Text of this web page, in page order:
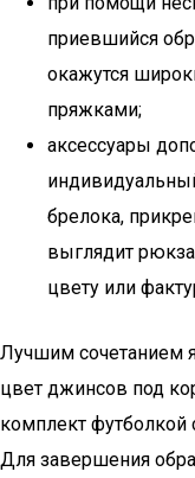
приевшийся
окажутся
пряжками;
аксессуары
брелока,
выглядит
цвету или
Лучшим сочетанием
цвет джинсов под
комплект футболкой
Для завершения